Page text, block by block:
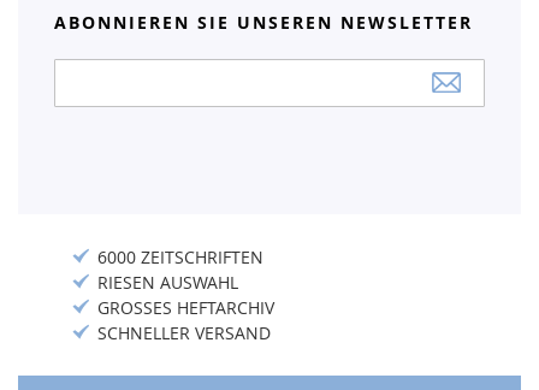
ABONNIEREN SIE UNSEREN NEWSLETTER
Newsletter:
6000 ZEITSCHRIFTEN
RIESEN AUSWAHL
GROSSES HEFTARCHIV
SCHNELLER VERSAND